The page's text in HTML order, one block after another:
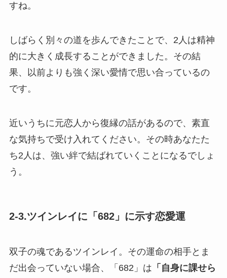
すね。
しばらく別々の道を歩んできたことで、2人は精神
的に大きく成長することができました。その結
果、以前よりも強く深い愛情で思い合っているの
です。
近いうちに元恋人から復縁の話があるので、素直
な気持ちで受け入れてください。その時あなたた
ち2人は、強い絆で結ばれていくことになるでしょ
う。
2-3.ツインレイに「682」に示す恋愛運
双子の魂であるツインレイ。その運命の相手とま
だ出会っていない場合、「682」は 「自身に課せら